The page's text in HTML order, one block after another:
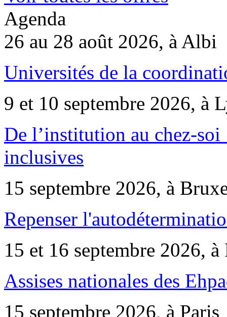
Agenda
26 au 28 août 2026, à Albi
Universités de la
9 et 10 septembre 2026, à
De l’institution au chez-
inclusives
15 septembre 2026, à
Repenser
15 et 16 septembre 2026, à
Assises nationales des
15 septembre 2026, à Paris